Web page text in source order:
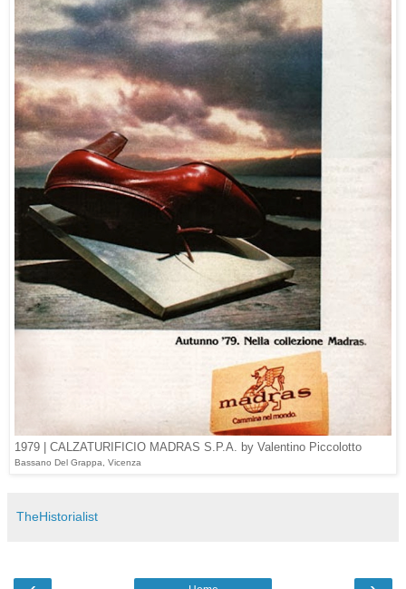
1979 | CALZATURIFICIO MADRAS S.P.A. by Valentino Piccolotto
Bassano Del Grappa, Vicenza
TheHistorialist